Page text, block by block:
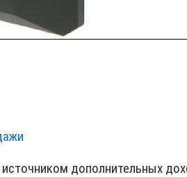
дополнительных